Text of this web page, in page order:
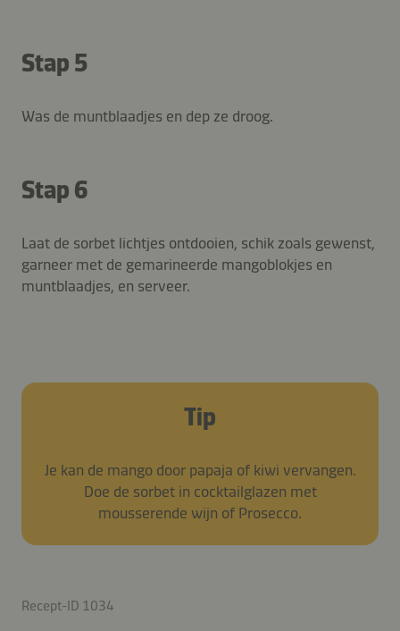
Stap 5
Was de muntblaadjes en dep ze droog.
Stap 6
Laat de sorbet lichtjes ontdooien, schik zoals gewenst,
garneer met de gemarineerde mangoblokjes en
muntblaadjes, en serveer.
Tip
Je kan de mango door papaja of kiwi vervangen.
Doe de sorbet in cocktailglazen met
mousserende wijn of Prosecco.
Recept-ID 1034